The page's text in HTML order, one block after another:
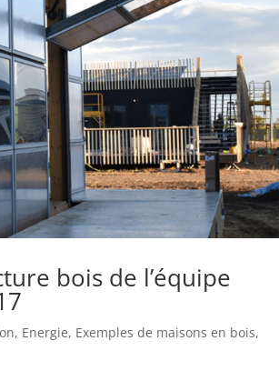
bois de l’équipe
, Energie, Exemples de maisons en bois,